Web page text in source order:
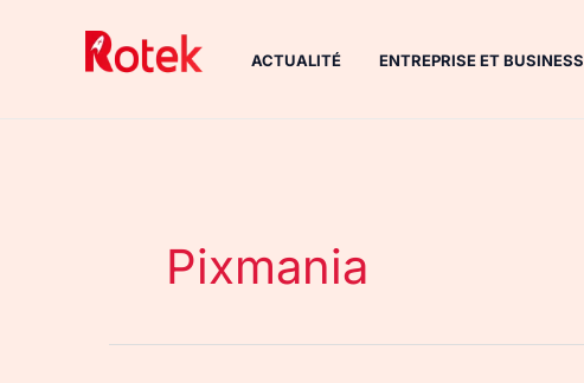
ACTUALITÉ ENTREPRISE ET BUSINESS
Pixmania